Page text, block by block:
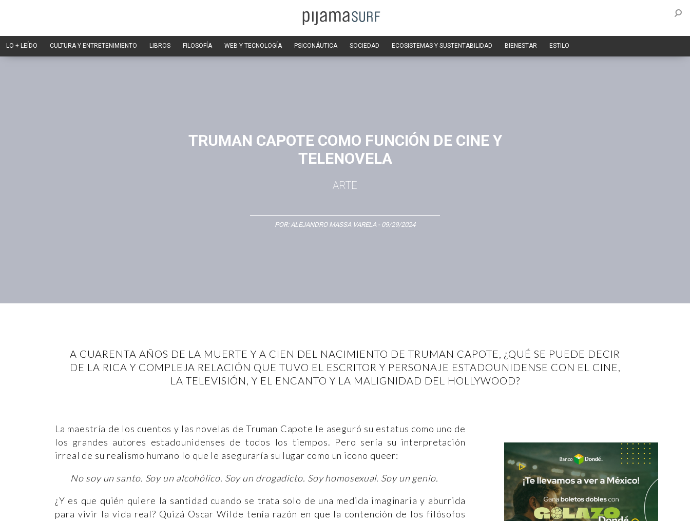
LO + LEÍDO CULTURA Y ENTRETENIMIENTO LIBROS FILOSOFÍA WEB Y TECNOLOGÍA PSICONÁUTICA SOCIEDAD ECOSISTEMAS Y SUSTENTABILIDAD BIENESTAR ESTILO
TRUMAN CAPOTE COMO FUNCIÓN DE CINE Y
TELENOVELA
ARTE
POR: ALEJANDRO MASSA VARELA- 09/29/2024
A CUARENTA AÑOS DE LA MUERTE Y A CIEN DEL NACIMIENTO DE TRUMAN CAPOTE, ¿QUÉ SE PUEDE DECIR
DE LA RICA Y COMPLEJA RELACIÓN QUE TUVO EL ESCRITOR Y PERSONAJE ESTADOUNIDENSE CON EL CINE,
LA TELEVISIÓN, Y EL ENCANTO Y LA MALIGNIDAD DEL HOLLYWOOD?
La maestría de los cuentos y las novelas de Truman Capote le aseguró su estatus como uno de
los grandes autores estadounidenses de todos los tiempos. Pero sería su interpretación
irreal de su realismo humano lo que le aseguraría su lugar como un icono queer:
No soy un santo. Soy un alcohólico. Soy un drogadicto. Soy homosexual. Soy un genio.
¿Y es que quién quiere la santidad cuando se trata solo de una medida imaginaria y aburrida
para vivir la vida real? Quizá Oscar Wilde tenía razón en que la contención de los filósofos